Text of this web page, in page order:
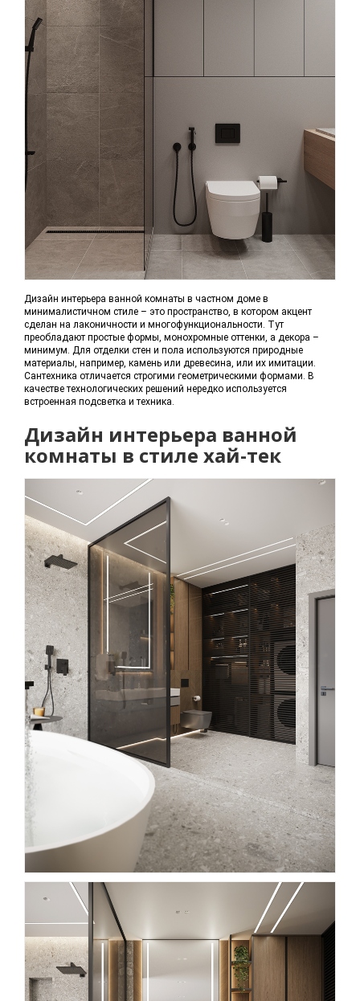
Дизайн интерьера ванной комнаты в частном доме в
минималистичном стиле – это пространство, в котором акцент
сделан на лаконичности и многофункциональности. Тут
преобладают простые формы, монохромные оттенки, а декора –
минимум. Для отделки стен и пола используются природные
материалы, например, камень или древесина, или их имитации.
Сантехника отличается строгими геометрическими формами. В
качестве технологических решений нередко используется
встроенная подсветка и техника.
Дизайн интерьера ванной
комнаты в стиле хай-тек